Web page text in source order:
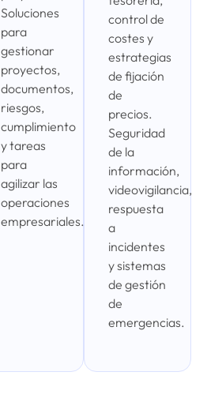
Soluciones
para
gestionar
proyectos,
documentos,
riesgos,
cumplimiento
y tareas
para
agilizar las
operaciones
empresariales.
control de
costes y
estrategias
de fijación
de
precios.
Seguridad
de la
información,
videovigilancia,
respuesta
a
incidentes
y sistemas
de gestión
de
emergencias.